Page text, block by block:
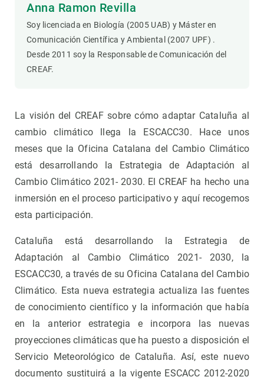
Anna Ramon Revilla
Soy licenciada en Biología (2005 UAB) y Máster en
Comunicación Científica y Ambiental (2007 UPF) .
Desde 2011 soy la Responsable de Comunicación del
CREAF.
La visión del CREAF sobre cómo adaptar Cataluña al
cambio climático llega la ESCACC30. Hace unos
meses que la Oficina Catalana del Cambio Climático
está desarrollando la Estrategia de Adaptación al
Cambio Climático 2021- 2030. El CREAF ha hecho una
inmersión en el proceso participativo y aquí recogemos
esta participación.
Cataluña está desarrollando la Estrategia de
Adaptación al Cambio Climático 2021- 2030, la
ESCACC30, a través de su Oficina Catalana del Cambio
Climático. Esta nueva estrategia actualiza las fuentes
de conocimiento científico y la información que había
en la anterior estrategia e incorpora las nuevas
proyecciones climáticas que ha puesto a disposición el
Servicio Meteorológico de Cataluña. Así, este nuevo
documento sustituirá a la vigente ESCACC 2012-2020